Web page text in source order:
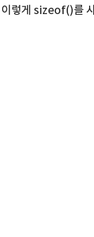
게 sizeof()를 사